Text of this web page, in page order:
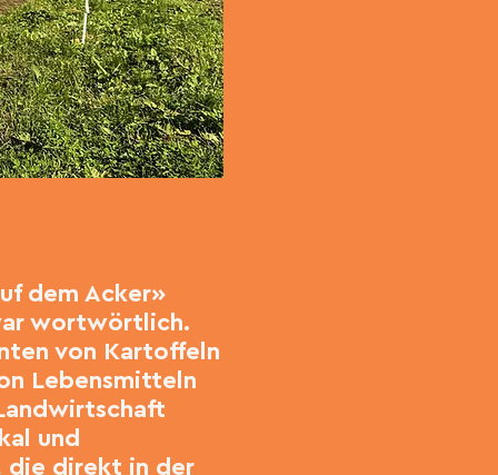
dem Acker»
wortwörtlich.
von Kartoffeln
Lebensmitteln
und
die direkt in der